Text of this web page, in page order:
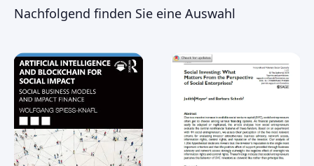
Nachfolgend finden Sie eine Auswahl